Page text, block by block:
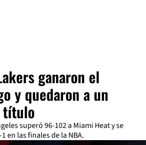
ganaron el
y quedaron a un
superó 96-102 a Miami Heat y se
en las finales de la NBA.